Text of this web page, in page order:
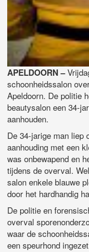
APELDOORN –
schoonheidssalon
Apeldoorn. De politie
beautysalon een 34-
aanhouden.
De 34-jarige man liep
aanhouding met een
was onbewapend en
tijdens de overval.
salon enkele blauwe
door het hardhandig
De politie en
overval
waar de
een speurhond